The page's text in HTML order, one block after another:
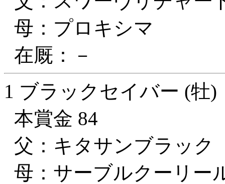
母：プロキシマ
在厩：－
1 ブラックセイバー (牡)
本賞金 84
父：キタサンブラック
母：サーブルクーリー